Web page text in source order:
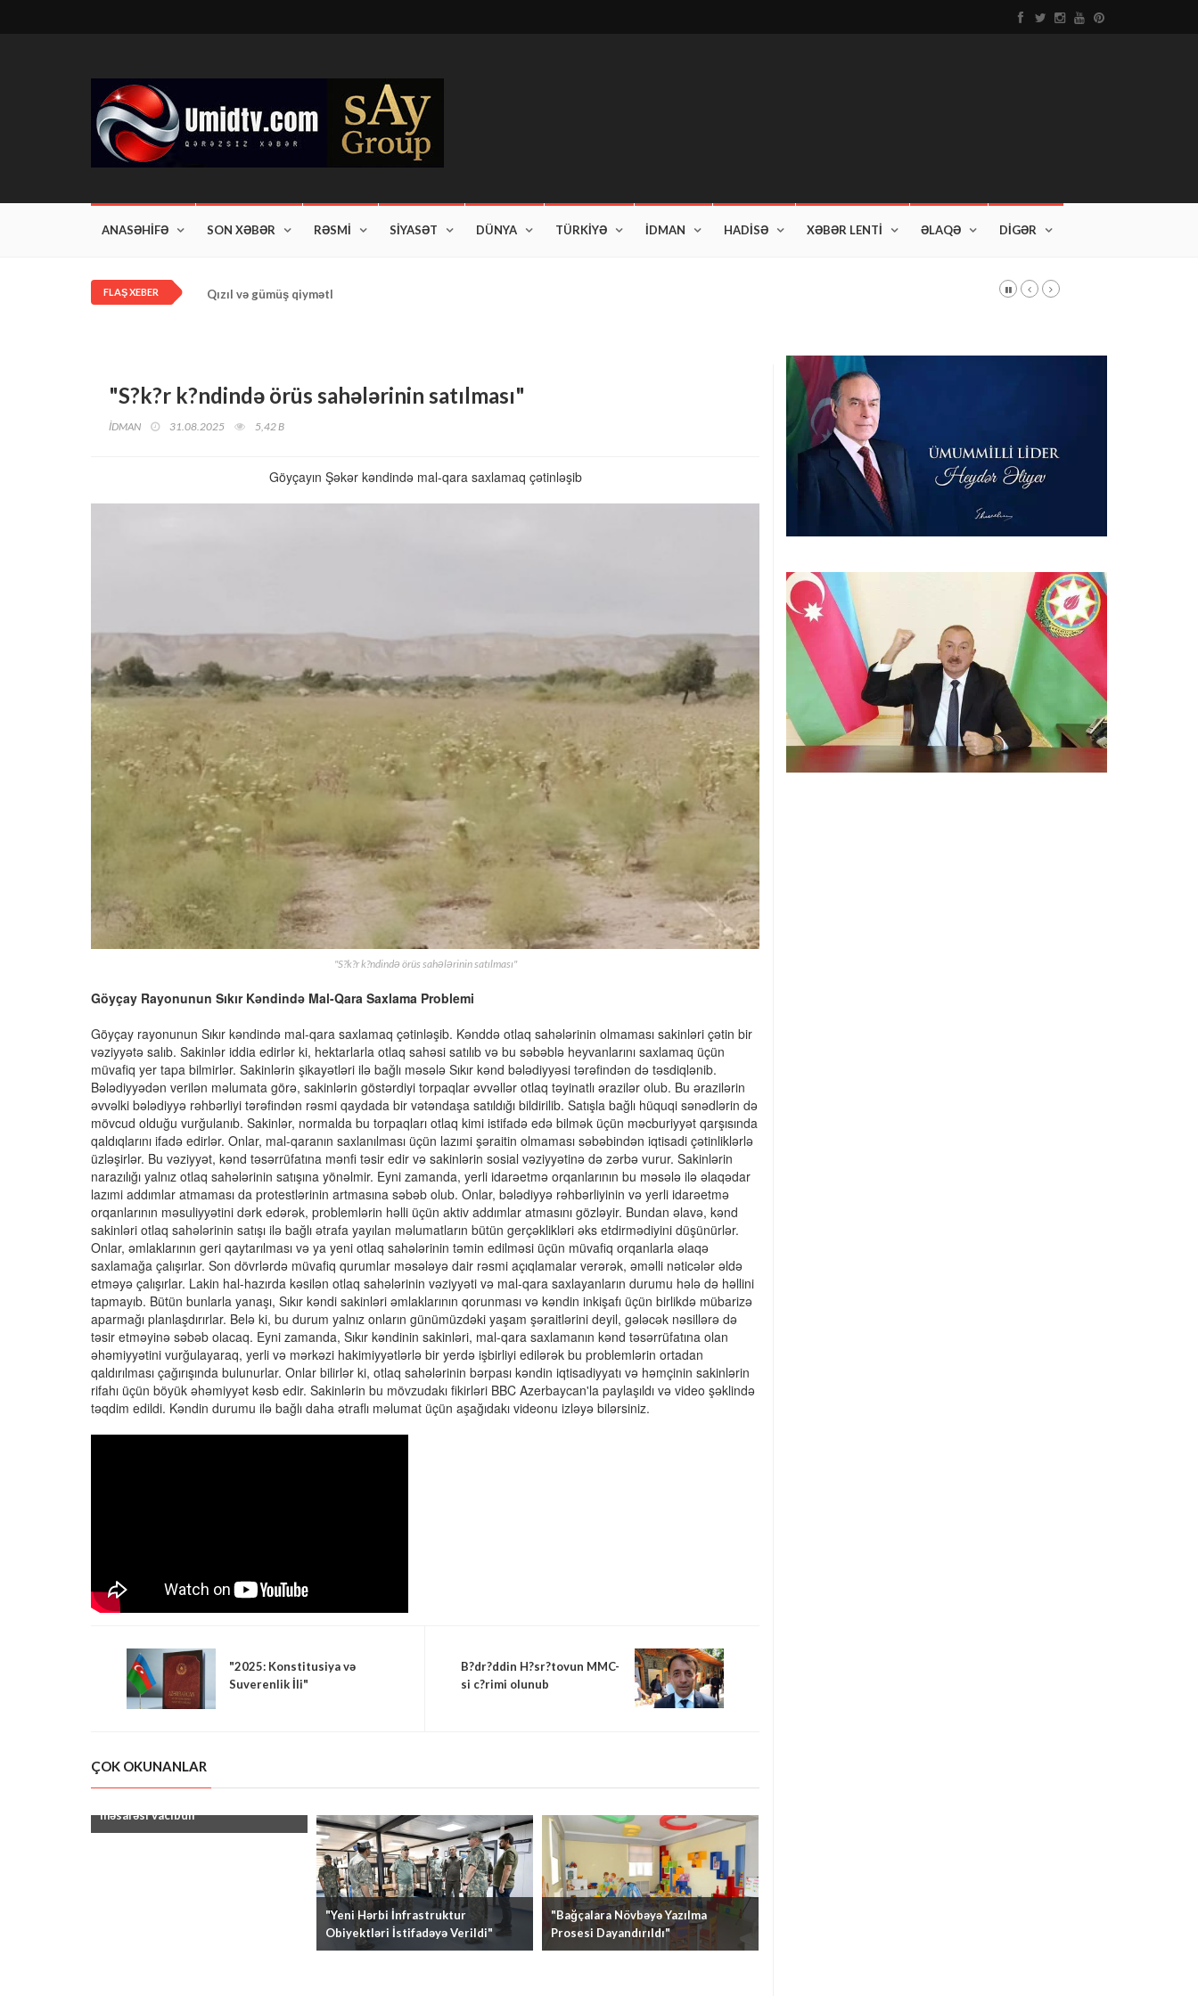
ANASƏHİFƏ SON XƏBƏR RƏSMİ SİYASƏT DÜNYA TÜRKİYƏ İDMAN HADİSƏ XƏBƏR LENTİ ƏLAQƏ DİGƏR
FLAŞ XEBER Qızıl və gümüş qiymətləri artdı!
"S?k?r k?ndində örüs sahələrinin satılması"
İDMAN 31.08.2025 5,42 B
Göyçayın Şəkər kəndində mal-qara saxlamaq çətinləşib
"S?k?r k?ndində örüs sahələrinin satılması"
Göyçay Rayonunun Sıkır Kəndində Mal-Qara Saxlama Problemi
Göyçay rayonunun Sıkır kəndində mal-qara saxlamaq çətinləşib. Kənddə otlaq sahələrinin olmaması sakinləri çətin bir
vəziyyətə salıb. Sakinlər iddia edirlər ki, hektarlarla otlaq sahəsi satılıb və bu səbəblə heyvanlarını saxlamaq üçün
müvafiq yer tapa bilmirlər. Sakinlərin şikayətləri ilə bağlı məsələ Sıkır kənd bələdiyyəsi tərəfindən də təsdiqlənib.
Bələdiyyədən verilən məlumata görə, sakinlərin göstərdiyi torpaqlar əvvəllər otlaq təyinatlı ərazilər olub. Bu ərazilərin
əvvəlki bələdiyyə rəhbərliyi tərəfindən rəsmi qaydada bir vətəndaşa satıldığı bildirilib. Satışla bağlı hüquqi sənədlərin də
mövcud olduğu vurğulanıb. Sakinlər, normalda bu torpaqları otlaq kimi istifadə edə bilmək üçün məcburiyyət qarşısında
qaldıqlarını ifadə edirlər. Onlar, mal-qaranın saxlanılması üçün lazımi şəraitin olmaması səbəbindən iqtisadi çətinliklərlə
üzləşirlər. Bu vəziyyət, kənd təsərrüfatına mənfi təsir edir və sakinlərin sosial vəziyyətinə də zərbə vurur. Sakinlərin
narazılığı yalnız otlaq sahələrinin satışına yönəlmir. Eyni zamanda, yerli idarəetmə orqanlarının bu məsələ ilə əlaqədar
lazımi addımlar atmaması da protestlərinin artmasına səbəb olub. Onlar, bələdiyyə rəhbərliyinin və yerli idarəetmə
orqanlarının məsuliyyətini dərk edərək, problemlərin həlli üçün aktiv addımlar atmasını gözləyir. Bundan əlavə, kənd
sakinləri otlaq sahələrinin satışı ilə bağlı ətrafa yayılan məlumatların bütün gerçəklikləri əks etdirmədiyini düşünürlər.
Onlar, əmlaklarının geri qaytarılması və ya yeni otlaq sahələrinin təmin edilməsi üçün müvafiq orqanlarla əlaqə
saxlamağa çalışırlar. Son dövrlərdə müvafiq qurumlar məsələyə dair rəsmi açıqlamalar verərək, əməlli nəticələr əldə
etməyə çalışırlar. Lakin hal-hazırda kəsilən otlaq sahələrinin vəziyyəti və mal-qara saxlayanların durumu hələ də həllini
tapmayıb. Bütün bunlarla yanaşı, Sıkır kəndi sakinləri əmlaklarının qorunması və kəndin inkişafı üçün birlikdə mübarizə
aparmağı planlaşdırırlar. Belə ki, bu durum yalnız onların günümüzdəki yaşam şəraitlərini deyil, gələcək nəsillərə də
təsir etməyinə səbəb olacaq. Eyni zamanda, Sıkır kəndinin sakinləri, mal-qara saxlamanın kənd təsərrüfatına olan
əhəmiyyətini vurğulayaraq, yerli və mərkəzi hakimiyyətlərlə bir yerdə işbirliyi edilərək bu problemlərin ortadan
qaldırılması çağırışında bulunurlar. Onlar bilirlər ki, otlaq sahələrinin bərpası kəndin iqtisadiyyatı və həmçinin sakinlərin
rifahı üçün böyük əhəmiyyət kəsb edir. Sakinlərin bu mövzudakı fikirləri BBC Azerbaycan'la paylaşıldı və video şəklində
təqdim edildi. Kəndin durumu ilə bağlı daha ətraflı məlumat üçün aşağıdakı videonu izləyə bilərsiniz.
"2025: Konstitusiya və
Suverenlik İli"
B?dr?ddin H?sr?tovun MMC-
si c?rimi olunub
ÇOK OKUNANLAR
məsafəsi vacibdir"
"Yeni Hərbi İnfrastruktur
Obiyektləri İstifadəyə Verildi"
"Bağçalara Növbəyə Yazılma
Prosesi Dayandırıldı"